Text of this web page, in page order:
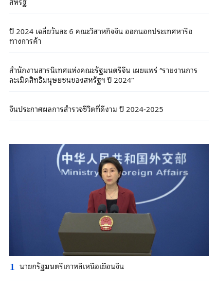
ปี 2024 เฉลี่ยวันละ 6 คณะวิสาหกิจจีน ออกนอกประเทศหารือ
ทางการค้า
สำนักงานสารนิเทศแห่งคณะรัฐมนตรีจีน เผยแพร่ “รายงานการ
ละเมิดสิทธิมนุษยชนของสหรัฐฯ ปี 2024”
จีนประกาศผลการสำรวจชีวิตที่ดีงาม ปี 2024-2025
1 นายกรัฐมนตรีเกาหลีเหนือเยือนจีน